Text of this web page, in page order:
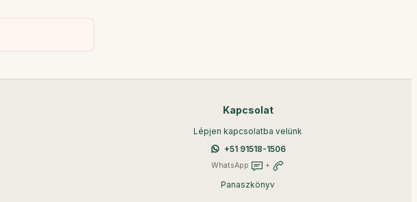
Kapcsolat
Lépjen kapcsolatba velünk
+51 91518-1506
WhatsApp +
Panaszkönyv